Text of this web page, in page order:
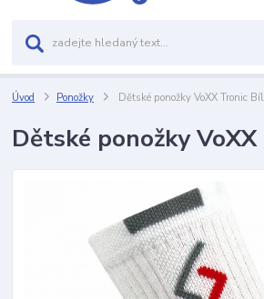
Úvod Ponožky Dětské ponožky VoXX Tronic
Dětské ponožky